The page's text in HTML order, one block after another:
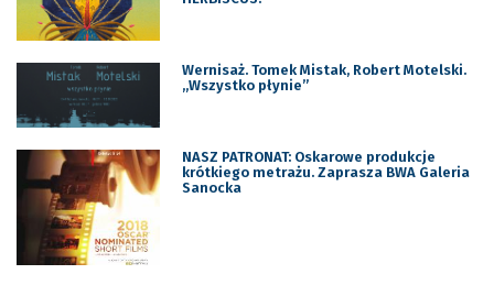
Wernisaż. Tomek Mistak, Robert Motelski.
„Wszystko płynie”
NASZ PATRONAT: Oskarowe produkcje
krótkiego metrażu. Zaprasza BWA Galeria
Sanocka